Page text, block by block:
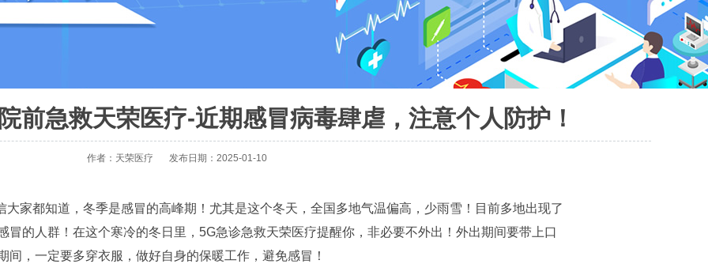
前急救天荣医疗-近期感冒病毒肆虐，注意个人防护！
作者：天荣医疗 发布日期：2025-01-10
大家都知道，冬季是感冒的高峰期！尤其是这个冬天，全国多地气温偏高，少雨雪！目前多地出现了
冒的人群！在这个寒冷的冬日里，5G急诊急救天荣医疗提醒你，非必要不外出！外出期间要带上口
，一定要多穿衣服，做好自身的保暖工作，避免感冒！